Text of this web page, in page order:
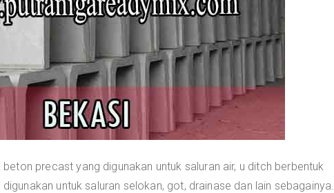
precast yang digunakan untuk saluran air, u ditch berbentuk
untuk saluran selokan, got, drainase dan lain sebagainya.